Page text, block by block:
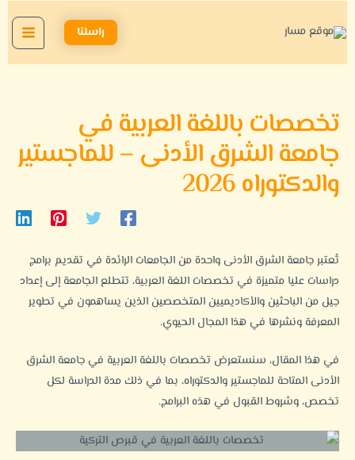
إلى
راسلنا
Main
تخصصات باللغة العربية في
جامعة الشرق الأدنى – للماجستير
والدكتوراه 2026
تُعتبر جامعة الشرق الأدنى واحدة من الجامعات الرائدة في تقديم برامج
دراسات عليا متميزة في تخصصات اللغة العربية، تتطلع الجامعة إلى إعداد
جيل من الباحثين والأكاديميين المتخصصين الذين يساهمون في تطوير
المعرفة ونشرها في هذا المجال الحيوي.
في هذا المقال، سنستعرض تخصصات باللغة العربية في جامعة الشرق
الأدنى المتاحة للماجستير والدكتوراه، بما في ذلك مدة الدراسة لكل
تخصص، وشروط القبول في هذه البرامج.